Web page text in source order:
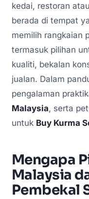
kedai, restoran
berada di tempat
memilih rangkaian
termasuk pilihan
kualiti, bekalan
jualan. Dalam
pengalaman
Malaysia, serta
untuk Buy Kurma
Mengapa
Malaysia
Pembekal